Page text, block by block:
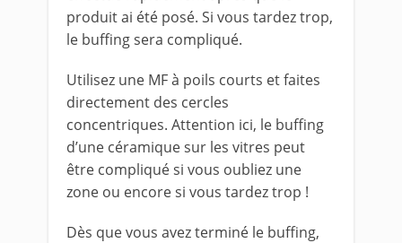
produit ai été posé. Si vous tardez trop,
le buffing sera compliqué.
Utilisez une MF à poils courts et faites
directement des cercles
concentriques. Attention ici, le buffing
d’une céramique sur les vitres peut
être compliqué si vous oubliez une
zone ou encore si vous tardez trop !
Dès que vous avez terminé le buffing,